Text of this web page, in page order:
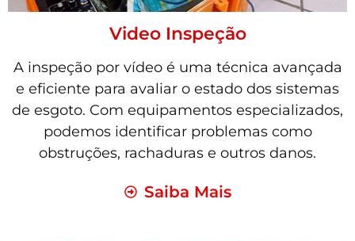
Video Inspeção
A inspeção por vídeo é uma técnica avançada
e eficiente para avaliar o estado dos sistemas
de esgoto. Com equipamentos especializados,
podemos identificar problemas como
obstruções, rachaduras e outros danos.
Saiba Mais